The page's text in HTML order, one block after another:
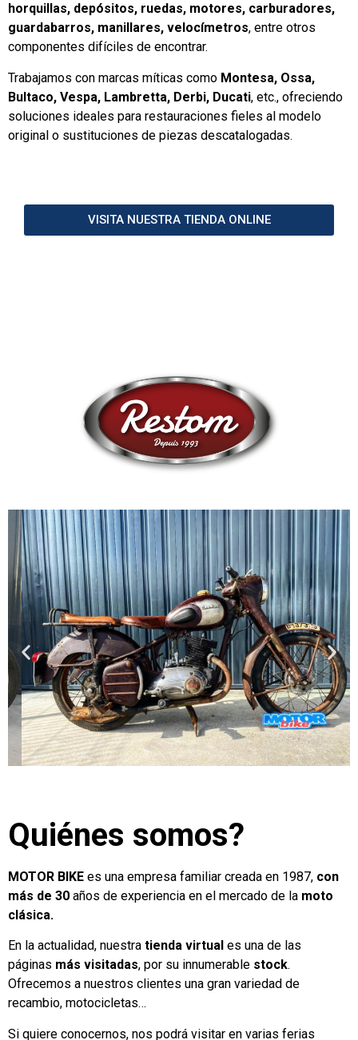
horquillas, depósitos, ruedas, motores, carburadores,
guardabarros, manillares, velocímetros, entre otros
componentes difíciles de encontrar.
Trabajamos con marcas míticas como Montesa, Ossa,
Bultaco, Vespa, Lambretta, Derbi, Ducati, etc., ofreciendo
soluciones ideales para restauraciones fieles al modelo
original o sustituciones de piezas descatalogadas.
VISITA NUESTRA TIENDA ONLINE
Quiénes somos?
MOTOR BIKE es una empresa familiar creada en 1987, con
más de 30 años de experiencia en el mercado de la moto
clásica.
En la actualidad, nuestra tienda virtual es una de las
páginas más visitadas, por su innumerable stock.
Ofrecemos a nuestros clientes una gran variedad de
recambio, motocicletas…
Si quiere conocernos, nos podrá visitar en varias ferias